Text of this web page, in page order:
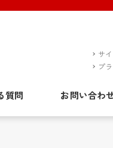
サ
プ
質問 お問い合わ